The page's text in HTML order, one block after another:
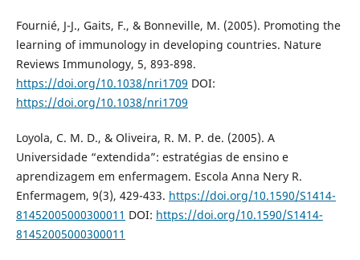
Fournié, J-J., Gaits, F., & Bonneville, M. (2005). Promoting the
learning of immunology in developing countries. Nature
Reviews Immunology, 5, 893-898.
https://doi.org/10.1038/nri1709 DOI:
https://doi.org/10.1038/nri1709
Loyola, C. M. D., & Oliveira, R. M. P. de. (2005). A
Universidade “extendida”: estratégias de ensino e
aprendizagem em enfermagem. Escola Anna Nery R.
Enfermagem, 9(3), 429-433. https://doi.org/10.1590/S1414-
81452005000300011 DOI: https://doi.org/10.1590/S1414-
81452005000300011